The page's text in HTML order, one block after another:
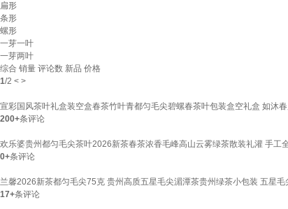
扁形
条形
螺形
一芽一叶
一芽两叶
综合 销量 评论数 新品 价格
1/2 < >
宣彩国风茶叶礼盒装空盒春茶竹叶青都匀毛尖碧螺春茶叶包装盒空礼盒 如沐
200+条评论
欢乐婆贵州都匀毛尖茶叶2026新茶春茶浓香毛峰高山云雾绿茶散装礼灌 手工
0+条评论
兰馨2026新茶都匀毛尖75克 贵州高质五星毛尖湄潭茶贵州绿茶小包装 五星毛
17+条评论